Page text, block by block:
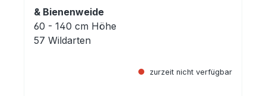
& Bienenweide
60 - 140 cm Höhe
57 Wildarten
zurzeit nicht verfügbar